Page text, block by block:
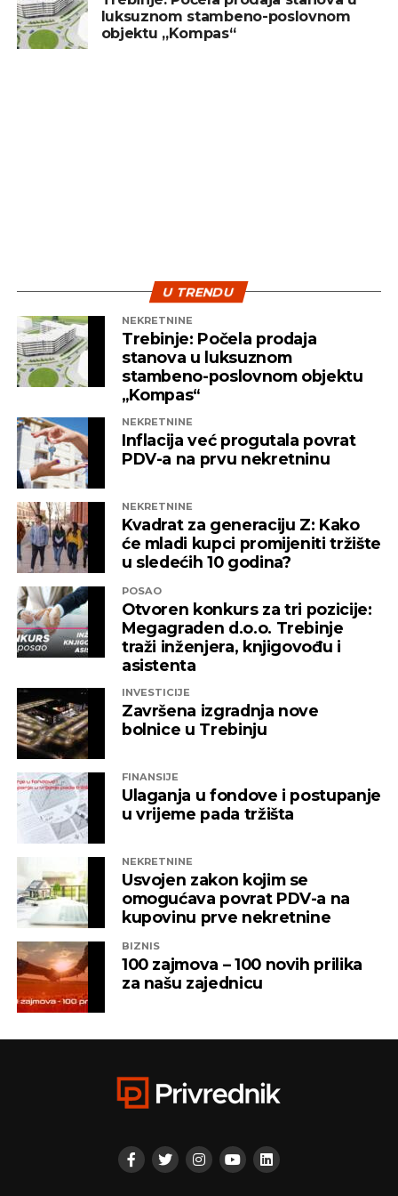
treba posmatrati kao dugoročan cilj, a ne kao
sredstvo za brzu zaradu. Ključ uspjeha leži u
luksuznom stambeno-poslovnom
objektu „Kompas“
U TRENDU
NEKRETNINE
Trebinje: Počela prodaja
stanova u luksuznom
stambeno-poslovnom objektu
„Kompas“
NEKRETNINE
Inflacija već progutala povrat
PDV-a na prvu nekretninu
NEKRETNINE
Kvadrat za generaciju Z: Kako
će mladi kupci promijeniti tržište
u sledećih 10 godina?
POSAO
Otvoren konkurs za tri pozicije:
Megagraden d.o.o. Trebinje
traži inženjera, knjigovođu i
asistenta
INVESTICIJE
Završena izgradnja nove
bolnice u Trebinju
FINANSIJE
Ulaganja u fondove i postupanje
u vrijeme pada tržišta
NEKRETNINE
Usvojen zakon kojim se
omogućava povrat PDV-a na
kupovinu prve nekretnine
BIZNIS
100 zajmova – 100 novih prilika
za našu zajednicu